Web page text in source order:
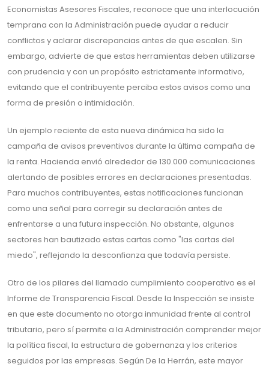
Economistas Asesores Fiscales, reconoce que una interlocución
temprana con la Administración puede ayudar a reducir
conflictos y aclarar discrepancias antes de que escalen. Sin
embargo, advierte de que estas herramientas deben utilizarse
con prudencia y con un propósito estrictamente informativo,
evitando que el contribuyente perciba estos avisos como una
forma de presión o intimidación.
Un ejemplo reciente de esta nueva dinámica ha sido la
campaña de avisos preventivos durante la última campaña de
la renta. Hacienda envió alrededor de 130.000 comunicaciones
alertando de posibles errores en declaraciones presentadas.
Para muchos contribuyentes, estas notificaciones funcionan
como una señal para corregir su declaración antes de
enfrentarse a una futura inspección. No obstante, algunos
sectores han bautizado estas cartas como "las cartas del
miedo", reflejando la desconfianza que todavía persiste.
Otro de los pilares del llamado cumplimiento cooperativo es el
Informe de Transparencia Fiscal. Desde la Inspección se insiste
en que este documento no otorga inmunidad frente al control
tributario, pero sí permite a la Administración comprender mejor
la política fiscal, la estructura de gobernanza y los criterios
seguidos por las empresas. Según De la Herrán, este mayor